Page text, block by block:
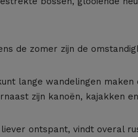
de zomer zijn de
lange wandelingen
zijn kanoën, kajakken
liever ontspant, vindt overal